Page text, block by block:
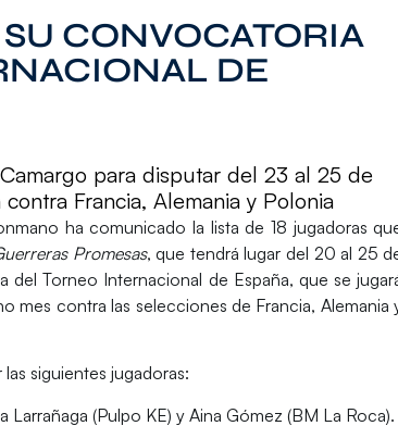
CONVOCATORIA
DE
para disputar del 23 al 25 de
Francia, Alemania y Polonia
ha comunicado la lista de 18 jugadoras
Promesas, que tendrá lugar del 20 al 25
delTorneo Internacional de España, que se
mes contra las selecciones de Francia, Alemania
siguientes jugadoras:
(Pulpo KE) y Aina Gómez (BM La Roca).